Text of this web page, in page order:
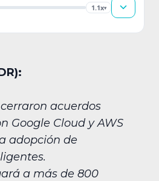
1.1x▾
acuerdos
Google Cloud y AWS
adopción de
a más de 800